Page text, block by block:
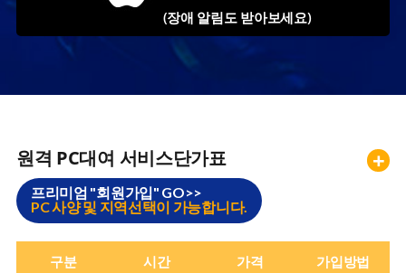
(장애 알림도 받아보세요)
원격 PC대여 서비스단가표 +
프리미엄 "회원가입" GO>>
PC 사양 및 지역선택이 가능합니다.
구분 시간 가격 가입방법